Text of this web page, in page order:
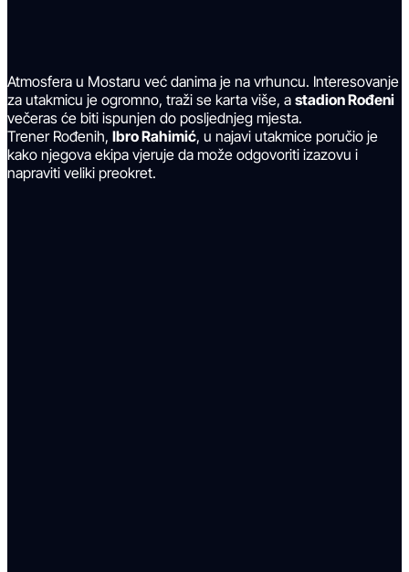
Atmosfera u Mostaru već danima je na vrhuncu. Interesovanje
za utakmicu je ogromno, traži se karta više, a stadion Rođeni
večeras će biti ispunjen do posljednjeg mjesta.
Trener Rođenih, Ibro Rahimić, u najavi utakmice poručio je
kako njegova ekipa vjeruje da može odgovoriti izazovu i
napraviti veliki preokret.